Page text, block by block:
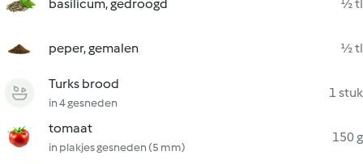
basilicum, gedroogd ½ tl
peper, gemalen ½ tl
Turks brood
in 4 gesneden
1 stuk
tomaat
in plakjes gesneden (5 mm)
150 g